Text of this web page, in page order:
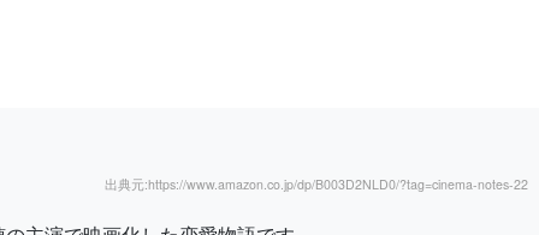
出典元:https://www.amazon.co.jp/dp/B003D2NLD0/?tag=cinema-notes-22